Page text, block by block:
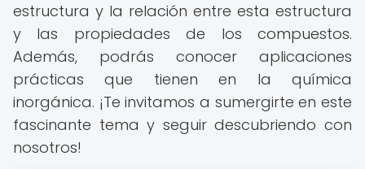
estructura y la relación entre esta estructura
y las propiedades de los compuestos.
Además, podrás conocer aplicaciones
prácticas que tienen en la química
inorgánica. ¡Te invitamos a sumergirte en este
fascinante tema y seguir descubriendo con
nosotros!